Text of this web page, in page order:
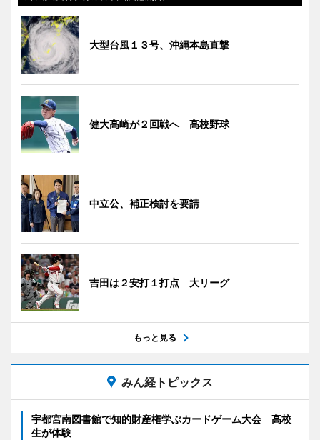
大型台風１３号、沖縄本島直撃
健大高崎が２回戦へ 高校野球
中立公、補正検討を要請
吉田は２安打１打点 大リーグ
もっと見る
みん経トピックス
宇都宮南図書館で知的財産権学ぶカードゲーム大会 高校
生が体験